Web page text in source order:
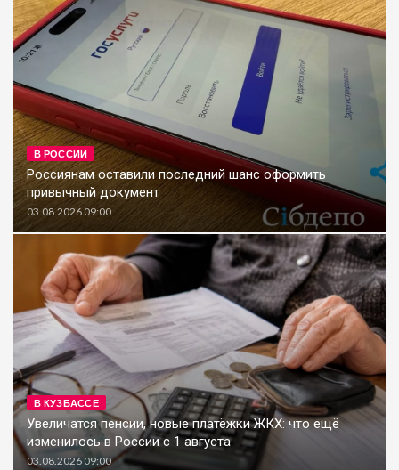
В РОССИИ
Россиянам оставили последний шанс оформить
привычный документ
03.08.2026 09:00
В КУЗБАССЕ
Увеличатся пенсии, новые платёжки ЖКХ: что ещё
изменилось в России с 1 августа
03.08.2026 09:00